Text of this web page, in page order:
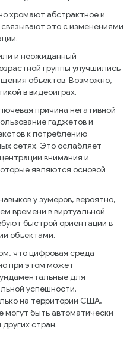
хромают абстрактное и
это с изменениями
и неожиданный
группы улучшились
объектов. Возможно,
в видеоиграх.
причина негативной
гаджетов и
к потреблению
сетях. Это ослабляет
внимания и
являются основой
у зумеров, вероятно,
времени в виртуальной
быстрой ориентации в
объектами.
что цифровая среда
при этом может
для
успешности.
на территории США,
быть автоматически
стран.